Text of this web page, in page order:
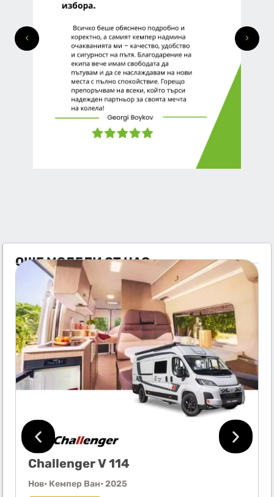
ОЩЕ МОДЕЛИ ОТ НАС
Challenger V 114
Нов• Кемпер Ван• 2025